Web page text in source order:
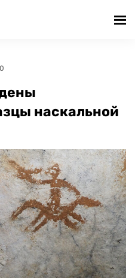
наскальной